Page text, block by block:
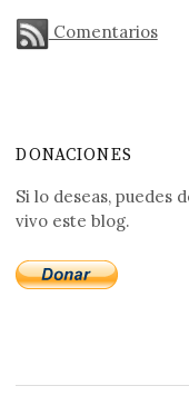
Comentarios
DONACIONES
Si lo deseas, puedes
vivo este blog.